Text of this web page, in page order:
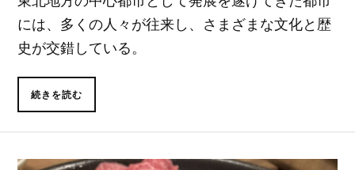
には、多くの人々が往来し、さまざまな文化と歴
史が交錯している。
続きを読む